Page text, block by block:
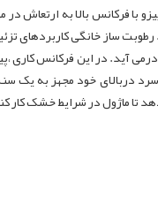
با فرکانس بالا به ارتعاش
ساز خانگی کاربردهای
باشد که با فرکانسی معادل ۶.۵ کیلو هرتز
سرد دربالای خود مجهز
تا ماژول در شرایط خشک کار